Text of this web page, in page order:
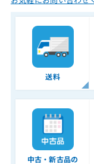
送料
中古・新古品の